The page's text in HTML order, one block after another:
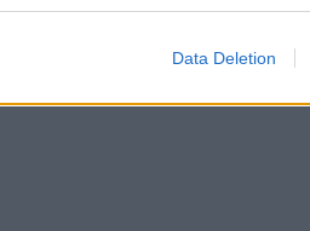
Data Deletion